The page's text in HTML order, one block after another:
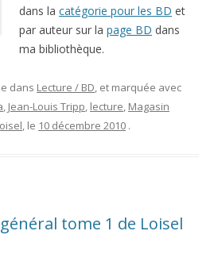
dans la catégorie pour les BD et
par auteur sur la page BD dans
ma bibliothèque.
dans Lecture / BD, et marquée avec
, Jean-Louis Tripp, lecture, Magasin
, le 10 décembre 2010 .
tome 1 de Loisel